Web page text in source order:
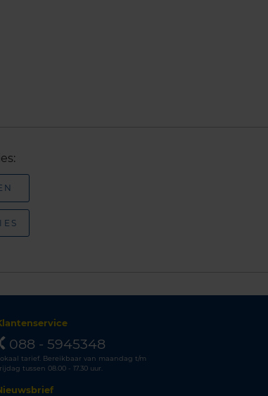
088 - 5945348
tarief. Bereikbaar van maandag t/m
tussen 08.00 - 17.30 uur.